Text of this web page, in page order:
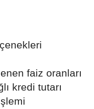
faiz oranları
kredi tutarı